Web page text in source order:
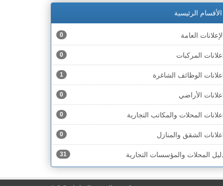
الأخضر » الناصرة
الأخضر » عكا ونهاريا
الأخضر » الجليل
الأخضر » مرج ابن عامر
الأخضر » البطوف
الأخضر » الجولان
الأخضر » الشارون
الأخضر » القدس
اجهزة كهربائية
مكتبية
رياضية
صحية
كهربائية
منزلية
الأقسام الرئيسية
العامة 0
المركبات 0
الوظائف الشاغرة 1
الأراضي 0
المحلات والمكاتب التجارية 0
الشقق والمنازل 0
المحلات والمؤسسات التجارية 31